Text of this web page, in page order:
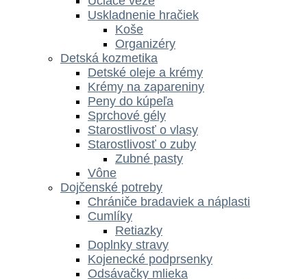
Uskladnenie hračiek
Koše
Organizéry
Detská kozmetika
Detské oleje a krémy
Krémy na zapareniny
Peny do kúpeľa
Sprchové gély
Starostlivosť o vlasy
Starostlivosť o zuby
Zubné pasty
Vône
Dojčenské potreby
Chrániče bradaviek a náplasti
Cumlíky
Retiazky
Doplnky stravy
Kojenecké podprsenky
Odsávačky mlieka